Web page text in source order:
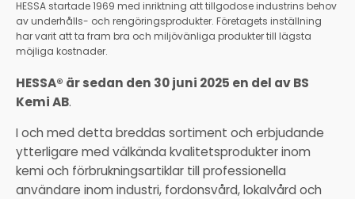
HESSA startade 1969 med inriktning att tillgodose industrins behov
av underhålls- och rengöringsprodukter. Företagets inställning
har varit att ta fram bra och miljövänliga produkter till lägsta
möjliga kostnader.
HESSA® är sedan den 30 juni 2025 en del av BS
Kemi AB.
I och med detta breddas sortiment och erbjudande
ytterligare med välkända kvalitetsprodukter inom
kemi och förbrukningsartiklar till professionella
användare inom industri, fordonsvård, lokalvård och